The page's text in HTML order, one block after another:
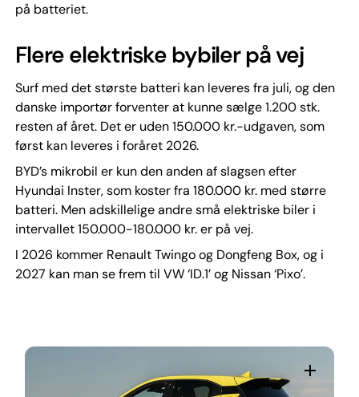
på batteriet.
Flere elektriske bybiler på vej
Surf med det største batteri kan leveres fra juli, og den
danske importør forventer at kunne sælge 1.200 stk.
resten af året. Det er uden 150.000 kr.-udgaven, som
først kan leveres i foråret 2026.
BYD’s mikrobil er kun den anden af slagsen efter
Hyundai Inster, som koster fra 180.000 kr. med større
batteri. Men adskillelige andre små elektriske biler i
intervallet 150.000-180.000 kr. er på vej.
I 2026 kommer Renault Twingo og Dongfeng Box, og i
2027 kan man se frem til VW ‘ID.1’ og Nissan ‘Pixo’.